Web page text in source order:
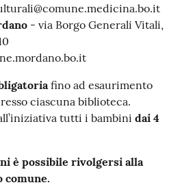
- via Borgo Generali Vitali,
fino ad esaurimento
ciascuna biblioteca.
tutti i bambini dai 4
è possibile rivolgersi alla
comune.